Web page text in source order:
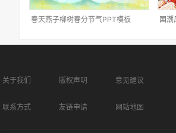
春天燕子柳树春分节气PPT模板 国
关于我们 版权声明 意见建议
联系方式 友链申请 网站地图